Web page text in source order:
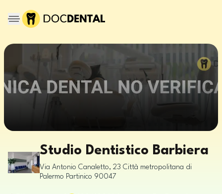
Studio Dentistico Barbiera
Via Antonio Canaletto, 23 Città metropolitana di
Palermo Partinico 90047